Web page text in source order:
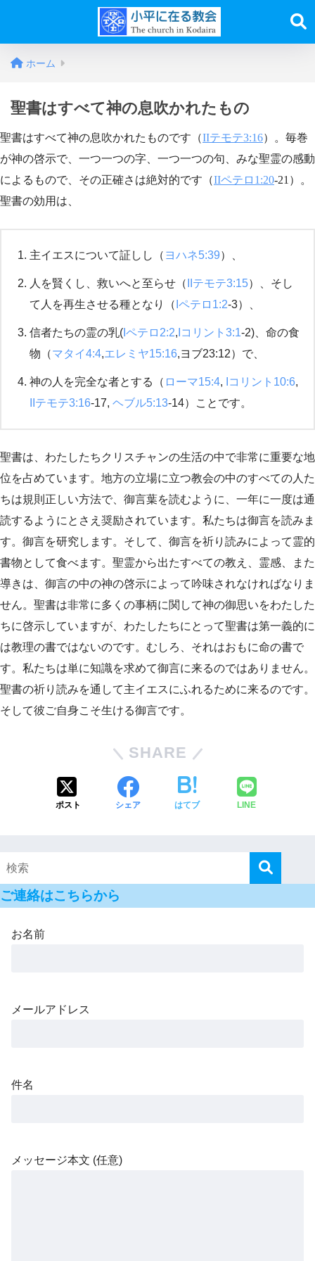
ホーム
聖書はすべて神の息吹かれたもの
聖書はすべて神の息吹かれたものです（IIテモテ3:16）。毎巻
が神の啓示で、一つ一つの字、一つ一つの句、みな聖霊の感動
によるもので、その正確さは絶対的です（IIペテロ1:20-21）。
聖書の効用は、
主イエスについて証しし（ ヨハネ5:39）、
人を賢くし、救いへと至らせ（ IIテモテ3:15）、そし
て人を再生させる種となり（ Iペテロ1:2-3）、
信者たちの霊の乳( Iペテロ2:2, Iコリント3:1-2)、命の食
物（マタイ4:4,エレミヤ15:16,ヨブ23:12）で、
神の人を完全な者とする（ ローマ15:4, Iコリント10:6,
IIテモテ3:16-17, ヘブル5:13-14）ことです。
聖書は、わたしたちクリスチャンの生活の中で非常に重要な地
位を占めています。地方の立場に立つ教会の中のすべての人た
ちは規則正しい方法で、御言葉を読むように、一年に一度は通
読するようにとさえ奨励されています。私たちは御言を読みま
す。御言を研究します。そして、御言を祈り読みによって霊的
書物として食べます。聖霊から出たすべての教え、霊感、また
導きは、御言の中の神の啓示によって吟味されなければなりま
せん。聖書は非常に多くの事柄に関して神の御思いをわたした
ちに啓示していますが、わたしたちにとって聖書は第一義的に
は教理の書ではないのです。むしろ、それはおもに命の書で
す。私たちは単に知識を求めて御言に来るのではありません。
聖書の祈り読みを通して主イエスにふれるために来るのです。
そして彼ご自身こそ生ける御言です。
SHARE
ポスト シェア はてブ LINE
ご連絡はこちらから
お名前
メールアドレス
件名
メッセージ本文 (任意)